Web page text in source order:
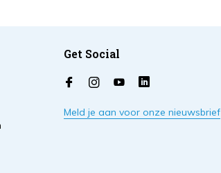
Get Social
Meld je aan voor onze nieuwsbrief